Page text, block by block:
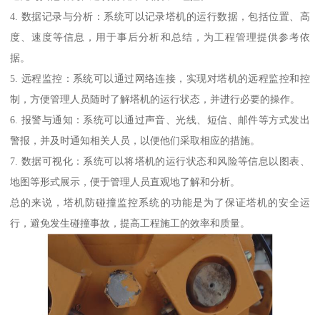
4. 数据记录与分析：系统可以记录塔机的运行数据，包括位置、高
度、速度等信息，用于事后分析和总结，为工程管理提供参考依
据。
5. 远程监控：系统可以通过网络连接，实现对塔机的远程监控和控
制，方便管理人员随时了解塔机的运行状态，并进行必要的操作。
6. 报警与通知：系统可以通过声音、光线、短信、邮件等方式发出
警报，并及时通知相关人员，以便他们采取相应的措施。
7. 数据可视化：系统可以将塔机的运行状态和风险等信息以图表、
地图等形式展示，便于管理人员直观地了解和分析。
总的来说，塔机防碰撞监控系统的功能是为了保证塔机的安全运
行，避免发生碰撞事故，提高工程施工的效率和质量。